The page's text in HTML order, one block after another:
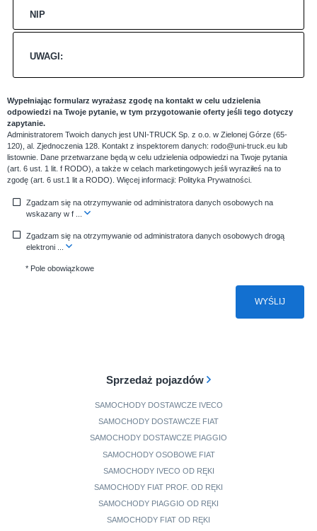
NIP
UWAGI:
Wypełniając formularz wyrażasz zgodę na kontakt w celu udzielenia
odpowiedzi na Twoje pytanie, w tym przygotowanie oferty jeśli tego dotyczy
zapytanie.
Administratorem Twoich danych jest UNI-TRUCK Sp. z o.o. w Zielonej Górze (65-
120), al. Zjednoczenia 128. Kontakt z inspektorem danych: rodo@uni-truck.eu lub
listownie. Dane przetwarzane będą w celu udzielenia odpowiedzi na Twoje pytania
(art. 6 ust. 1 lit. f RODO), a także w celach marketingowych jeśli wyraziłeś na to
zgodę (art. 6 ust.1 lit a RODO). Więcej informacji: Polityka Prywatności
Zgadzam się na otrzymywanie od administratora danych osobowych na
wskazany w f
Zgadzam się na otrzymywanie od administratora danych osobowych drogą
elektroni
* Pole obowiązkowe
WYŚLIJ
Sprzedaż pojazdów
SAMOCHODY DOSTAWCZE IVECO
SAMOCHODY DOSTAWCZE FIAT
SAMOCHODY DOSTAWCZE PIAGGIO
SAMOCHODY OSOBOWE FIAT
SAMOCHODY IVECO OD RĘKI
SAMOCHODY FIAT PROF. OD RĘKI
SAMOCHODY PIAGGIO OD RĘKI
SAMOCHODY FIAT OD RĘKI